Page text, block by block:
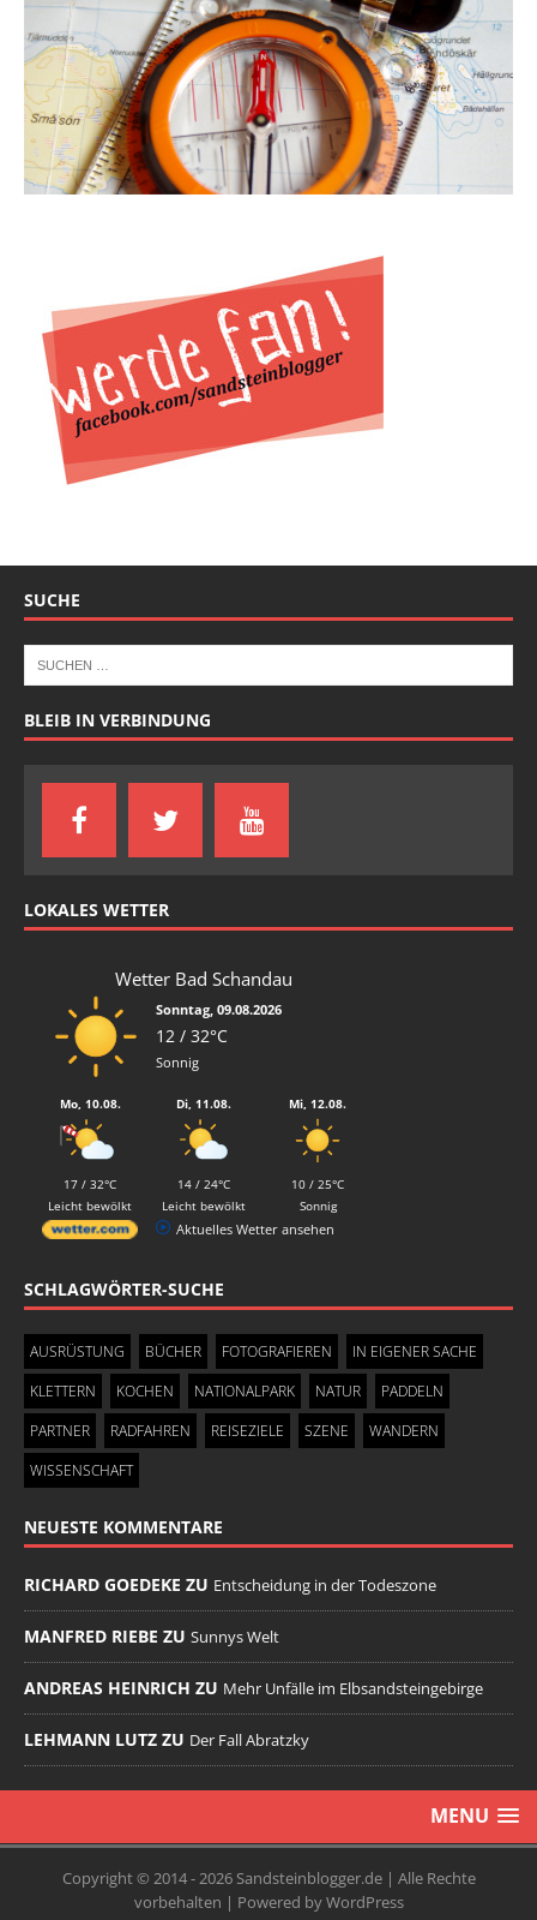
SUCHE
BLEIB IN VERBINDUNG
LOKALES WETTER
Wetter Bad Schandau
Sonntag, 09.08.2026
12 / 32°C
Sonnig
Mo, 10.08.
17 / 32°C
Leicht bewölkt
Di, 11.08.
14 / 24°C
Leicht bewölkt
Mi, 12.08.
10 / 25°C
Sonnig
Aktuelles Wetter ansehen
SCHLAGWÖRTER-SUCHE
AUSRÜSTUNG BÜCHER FOTOGRAFIEREN
IN EIGENER SACHE
KLETTERN
KOCHEN NATIONALPARK NATUR
PADDELN
PARTNER
RADFAHREN REISEZIELE SZENE
WANDERN
WISSENSCHAFT
NEUESTE KOMMENTARE
RICHARD GOEDEKE ZU Entscheidung in der Todeszone
MANFRED RIEBE ZU Sunnys Welt
ANDREAS HEINRICH ZU Mehr Unfälle im Elbsandsteingebirge
LEHMANN LUTZ ZU Der Fall Abratzky
MENU
Copyright © 2014 - 2026 Sandsteinblogger.de | Alle Rechte
vorbehalten | Powered by WordPress